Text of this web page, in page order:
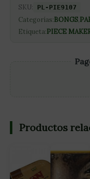
SKU: PL-PIE9107
Categorías:BONGS,
Etiqueta:PIECE
Productos